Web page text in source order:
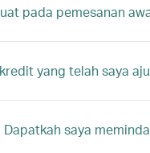
pada pemesanan
yang telah saya
saya